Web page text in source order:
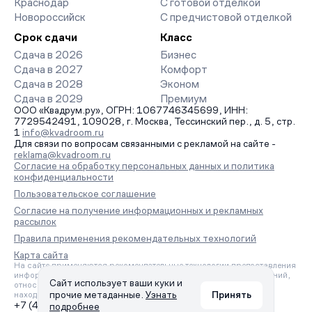
Краснодар
Новороссийск
С готовой отделкой
С предчистовой отделкой
Срок сдачи
Сдача в 2026
Сдача в 2027
Сдача в 2028
Сдача в 2029
Класс
Бизнес
Комфорт
Эконом
Премиум
ООО «Квадрум.ру», ОГРН: 1067746345699, ИНН:
7729542491, 109028, г. Москва, Тессинский пер., д. 5, стр.
1 info@kvadroom.ru
Для связи по вопросам связанными с рекламой на сайте -
reklama@kvadroom.ru
Согласие на обработку персональных данных и политика
конфиденциальности
Пользовательское соглашение
Согласие на получение информационных и рекламных
рассылок
Правила применения рекомендательных технологий
Карта сайта
На сайте применяются рекомендательные технологии предоставления
информации на основе сбора, систематизации и анализа сведений,
относящихся к предпочтениям пользователей сети «Интернет»,
находящихся на территории Российской Федерации.
+7 (495) 157-88-80
Сайт использует ваши куки и
прочие метаданные. Узнать
подробнее
Принять